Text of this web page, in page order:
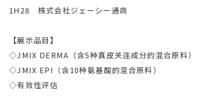
1H28 株式会社ジェーシー通商
【展示品目】
◇JMIX DERMA（含5种真皮关连成分的混合原料）
◇JMIX EPI（含10种氨基酸的混合原料）
◇有效性评估